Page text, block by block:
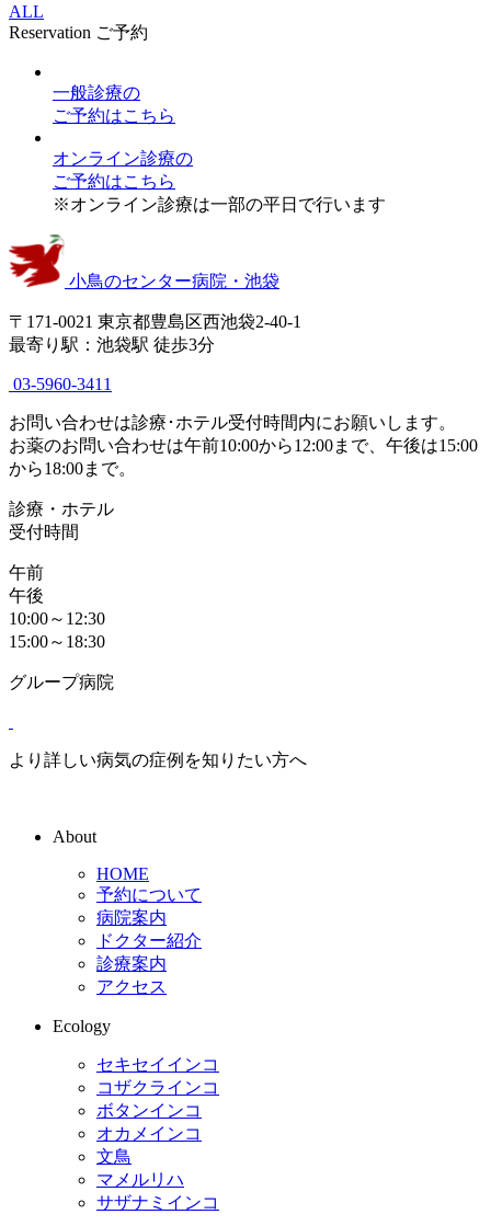
ALL
Reservation ご予約
一般診療の
ご予約はこちら
オンライン診療の
ご予約はこちら
※オンライン診療は一部の平日で行います
小鳥のセンター病院・池袋
〒171-0021 東京都豊島区西池袋2-40-1
最寄り駅：池袋駅 徒歩3分
03-5960-3411
お問い合わせは診療･ホテル受付時間内にお願いします。
お薬のお問い合わせは午前10:00から12:00まで、午後は15:00
から18:00まで。
診療・ホテル
受付時間
午前
午後
10:00～12:30
15:00～18:30
グループ病院
より詳しい病気の症例を知りたい方へ
About
HOME
予約について
病院案内
ドクター紹介
診療案内
アクセス
Ecology
セキセイインコ
コザクラインコ
ボタンインコ
オカメインコ
文鳥
マメルリハ
サザナミインコ